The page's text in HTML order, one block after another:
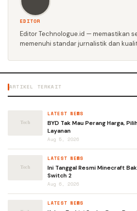
EDITOR
Editor Technologue.id — memastikan
memenuhi standar jurnalistik dan
ARTIKEL TERKAIT
LATEST NEWS
BYD Tak Mau Perang Harga,
Layanan
Aug 5, 2026
LATEST NEWS
Ini Tanggal Resmi Minecraft
Switch 2
Aug 6, 2026
LATEST NEWS